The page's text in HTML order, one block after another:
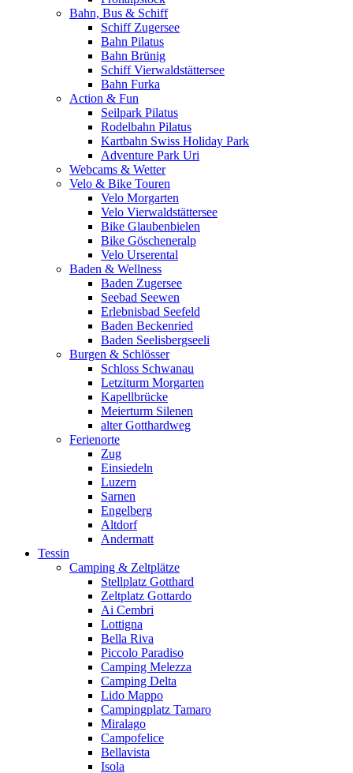
Bahn, Bus & Schiff
Schiff Zugersee
Bahn Pilatus
Bahn Brünig
Schiff Vierwaldstättersee
Bahn Furka
Action & Fun
Seilpark Pilatus
Rodelbahn Pilatus
Kartbahn Swiss Holiday Park
Adventure Park Uri
Webcams & Wetter
Velo & Bike Touren
Velo Morgarten
Velo Vierwaldstättersee
Bike Glaubenbielen
Bike Göscheneralp
Velo Urserental
Baden & Wellness
Baden Zugersee
Seebad Seewen
Erlebnisbad Seefeld
Baden Beckenried
Baden Seelisbergseeli
Burgen & Schlösser
Schloss Schwanau
Letziturm Morgarten
Kapellbrücke
Meierturm Silenen
alter Gotthardweg
Ferienorte
Zug
Einsiedeln
Luzern
Sarnen
Engelberg
Altdorf
Andermatt
Tessin
Camping & Zeltplätze
Stellplatz Gotthard
Zeltplatz Gottardo
Ai Cembri
Lottigna
Bella Riva
Piccolo Paradiso
Camping Melezza
Camping Delta
Lido Mappo
Campingplatz Tamaro
Miralago
Campofelice
Bellavista
Isola